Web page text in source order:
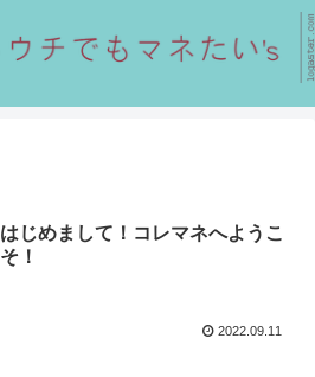
はじめまして！コレマネへようこ
そ！
2022.09.11